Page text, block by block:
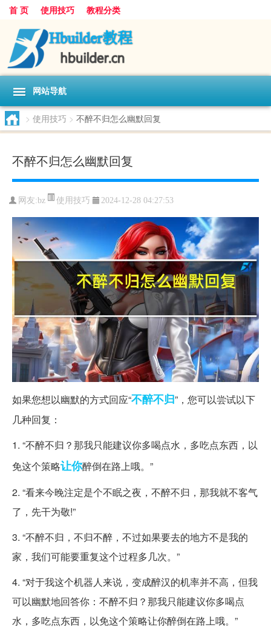
首 页 使用技巧 教程分类
网站导航
> 使用技巧 > 不醉不归怎么幽默回复
不醉不归怎么幽默回复
网友:bz 使用技巧 2024-12-28 04:27:53
如果您想以幽默的方式回应“不醉不归”，您可以尝试以下
几种回复：
1. “不醉不归？那我只能建议你多喝点水，多吃点东西，以
免这个策略让你醉倒在路上哦。”
2. “看来今晚注定是个不眠之夜，不醉不归，那我就不客气
了，先干为敬!”
3. “不醉不归，不归不醉，不过如果要去的地方不是我的
家，我们可能要重复这个过程多几次。”
4. “对于我这个机器人来说，变成醉汉的机率并不高，但我
可以幽默地回答你：不醉不归？那我只能建议你多喝点
水，多吃点东西，以免这个策略让你醉倒在路上哦。”